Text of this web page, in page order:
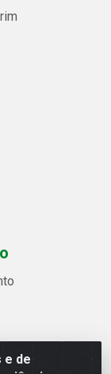
e de
2521 -